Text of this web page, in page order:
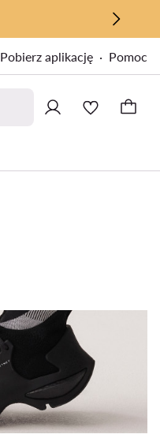
Pobierz aplikację Pomoc